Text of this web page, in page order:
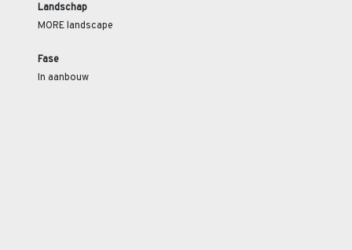
Landschap
MORE landscape
Fase
In aanbouw